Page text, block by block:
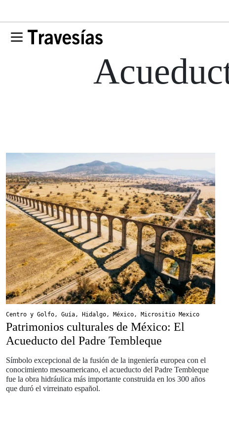
Centro y Golfo , Guía , Hidalgo , México , Micrositio Mexico
Patrimonios culturales de México: El
Acueducto del Padre Tembleque
Símbolo excepcional de la fusión de la ingeniería europea con el
conocimiento mesoamericano, el acueducto del Padre Tembleque
fue la obra hidráulica más importante construida en los 300 años
que duró el virreinato español.